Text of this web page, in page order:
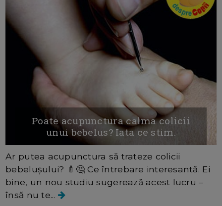
Poate acupunctura calma colicii
unui bebelus? Iata ce stim.
Ar putea acupunctura să trateze colicii
bebelușului? 🍼🤔 Ce întrebare interesantă. Ei
bine, un nou studiu sugerează acest lucru –
însă nu te...